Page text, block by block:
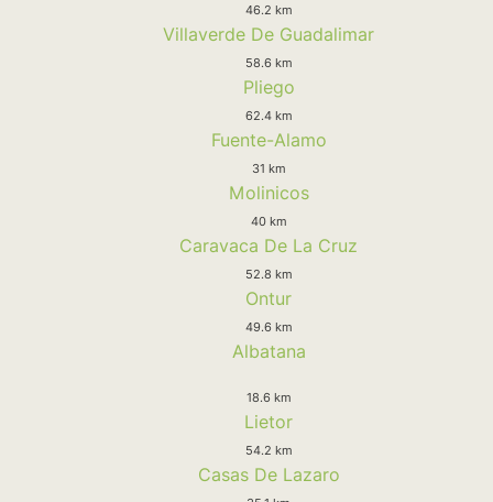
46.2 km
Villaverde De Guadalimar
58.6 km
Pliego
62.4 km
Fuente-Alamo
31 km
Molinicos
40 km
Caravaca De La Cruz
52.8 km
Ontur
49.6 km
Albatana
18.6 km
Lietor
54.2 km
Casas De Lazaro